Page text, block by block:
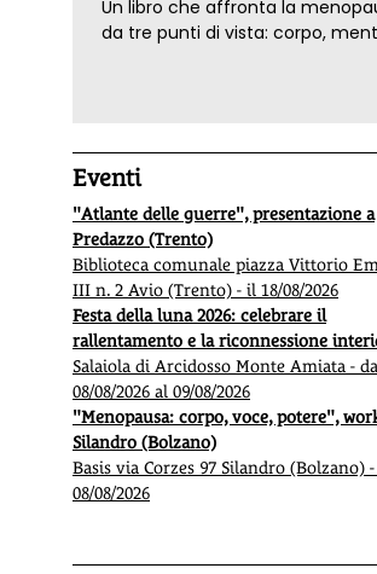
Un libro che affronta la
da tre punti di vista: corpo,
Eventi
"Atlante delle guerre", presentazione a
Predazzo (Trento)
Biblioteca comunale piazza Vittorio
III n. 2 Avio (Trento) - il 18/08/2026
Festa della luna 2026: celebrare il
rallentamento e la riconnessione
Salaiola di Arcidosso Monte Amiata -
08/08/2026 al 09/08/2026
"Menopausa: corpo, voce, potere",
Silandro (Bolzano)
Basis via Corzes 97 Silandro (Bolzano)
08/08/2026